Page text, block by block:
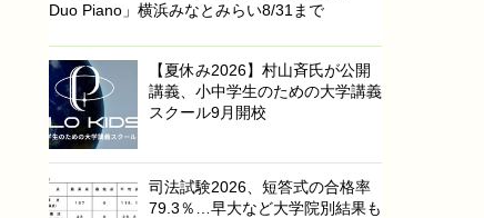
Duo Piano」横浜みなとみらい8/31まで
【夏休み2026】村山斉氏が公開
講義、小中学生のための大学講義
スクール9月開校
司法試験2026、短答式の合格率
79.3％…早大など大学院別結果も